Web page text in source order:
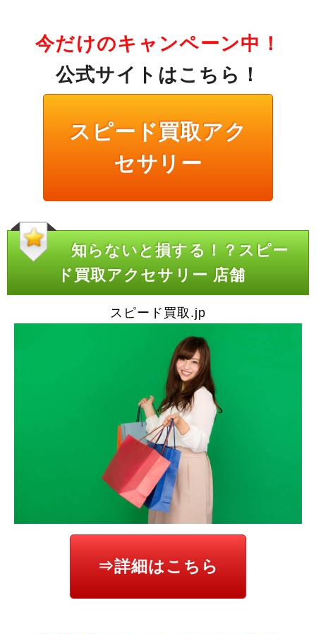
今だけのキャンペーン中！
公式サイトはこちら！
スピード買取アク
セサリー
知らないと損する！？スピー
ド買取アクセサリー 店舗
スピード買取.jp
⇒詳細はこちら